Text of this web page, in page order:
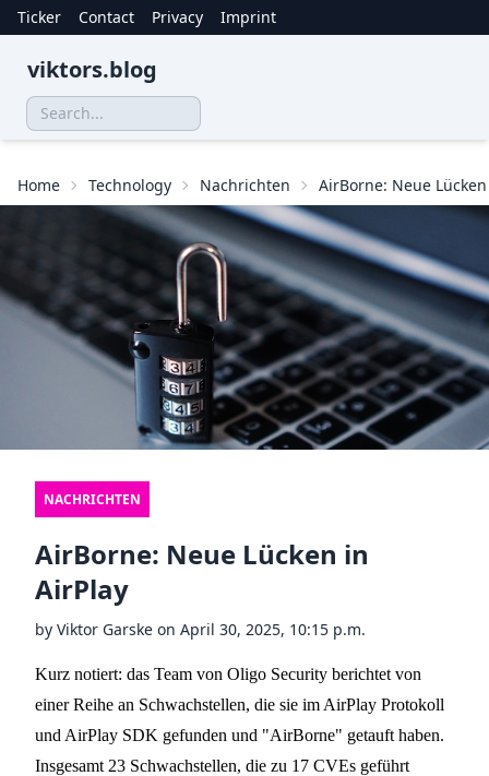
Ticker Contact Privacy Imprint
viktors.blog
Home Technology Nachrichten AirBorne: Neue
NACHRICHTEN
AirBorne: Neue Lücken in
AirPlay
by Viktor Garske on April 30, 2025, 10:15 p.m.
Kurz notiert: das Team von Oligo Security berichtet von
einer Reihe an Schwachstellen, die sie im AirPlay Protokoll
und AirPlay SDK gefunden und "AirBorne" getauft haben.
Insgesamt 23 Schwachstellen, die zu 17 CVEs geführt